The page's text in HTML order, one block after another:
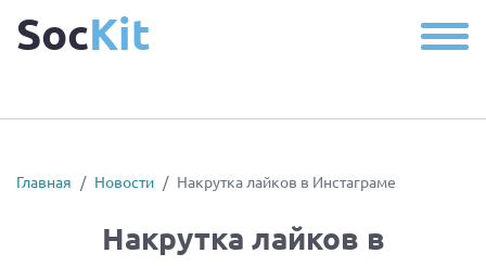
SocKit
Главная Новости Накрутка лайков в Инстаграме
Накрутка лайков в